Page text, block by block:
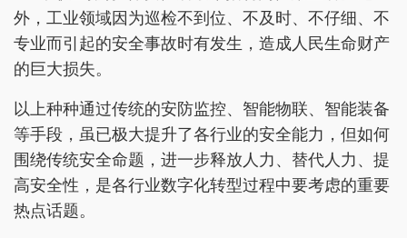
外，工业领域因为巡检不到位、不及时、不仔细、不
专业而引起的安全事故时有发生，造成人民生命财产
的巨大损失。
以上种种通过传统的安防监控、智能物联、智能装备
等手段，虽已极大提升了各行业的安全能力，但如何
围绕传统安全命题，进一步释放人力、替代人力、提
高安全性，是各行业数字化转型过程中要考虑的重要
热点话题。